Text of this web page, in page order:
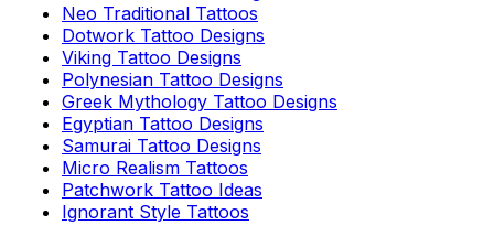
Neo Traditional Tattoos
Dotwork Tattoo Designs
Viking Tattoo Designs
Polynesian Tattoo Designs
Greek Mythology Tattoo Designs
Egyptian Tattoo Designs
Samurai Tattoo Designs
Micro Realism Tattoos
Patchwork Tattoo Ideas
Ignorant Style Tattoos